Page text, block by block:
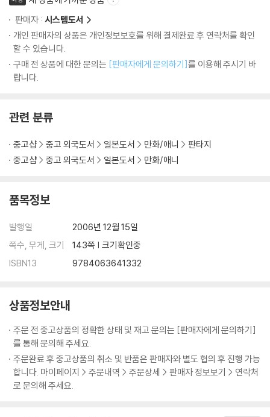
판매자 : 시스템도서
개인 판매자의 상품은 개인정보보호를 위해 결제완료 후 연락처를 확인
할 수 있습니다.
구매 전 상품에 대한 문의는 [판매자에게 문의하기]를 이용해 주시기 바
랍니다.
관련 분류
중고샵 중고 외국도서 일본도서 만화/애니
판타지
중고샵
중고 외국도서 일본도서 만화/애니
품목정보
발행일
2006년 12월 15일
쪽수, 무게, 크기
143쪽 | 크기확인중
ISBN13
9784063641332
상품정보안내
주문 전 중고상품의 정확한 상태 및 재고 문의는 [판매자에게 문의하기]
를 통해 문의해 주세요.
주문완료 후 중고상품의 취소 및 반품은 판매자와 별도 협의 후 진행 가능
합니다. 마이페이지 > 주문내역 > 주문상세 > 판매자 정보보기 > 연락처
로 문의해 주세요.